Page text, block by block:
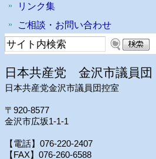
リンク集
ご相談・お問い合わせ
日本共産党 金沢市議員団
日本共産党金沢市議員団控室
〒920-8577
金沢市広坂1-1-1
【電話】076-220-2407
【FAX】076-260-6588